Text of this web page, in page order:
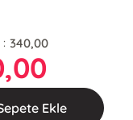
: 340,00
Ekle